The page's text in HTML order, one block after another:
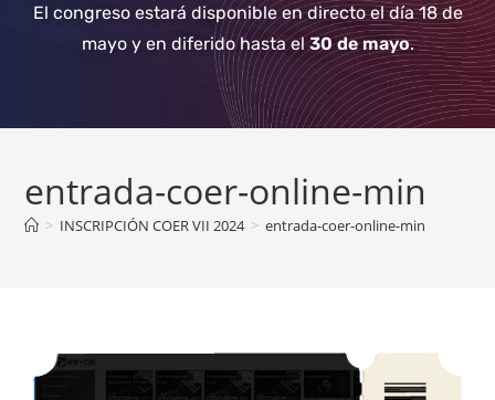
El congreso estará disponible en directo el día 18 de
mayo y en diferido hasta el30 de mayo.
entrada-coer-online-min
> INSCRIPCIÓN COER VII 2024 > entrada-coer-online-min